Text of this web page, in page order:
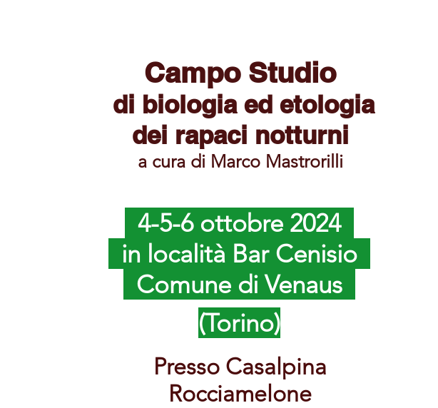
Campo Studio
di biologia ed etologia
dei rapaci notturni
a cura di Marco Mastrorilli
4-5-6 ottobre 2024
in località Bar Cenisio
Comune di Venaus
(Torino)
Presso Casalpina
Rocciamelone